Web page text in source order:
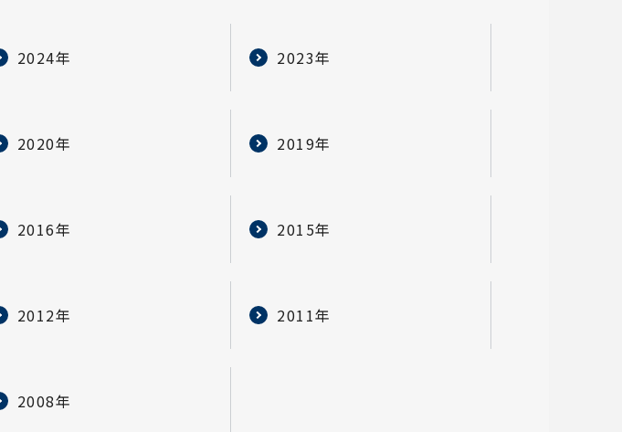
2024年 2023年
2020年 2019年
2016年 2015年
2012年 2011年
2008年